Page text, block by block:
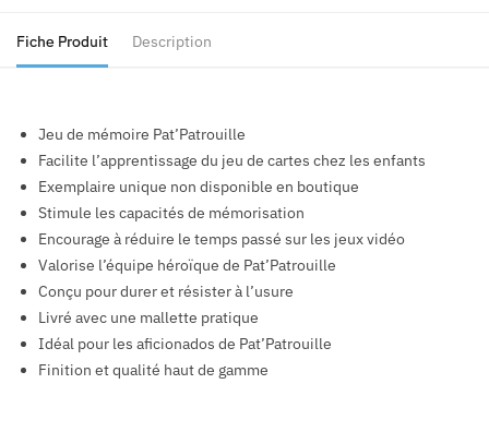
Fiche Produit Description
Jeu de mémoire Pat’Patrouille
Facilite l’apprentissage du jeu de cartes chez les enfants
Exemplaire unique non disponible en boutique
Stimule les capacités de mémorisation
Encourage à réduire le temps passé sur les jeux vidéo
Valorise l’équipe héroïque de Pat’Patrouille
Conçu pour durer et résister à l’usure
Livré avec une mallette pratique
Idéal pour les aficionados de Pat’Patrouille
Finition et qualité haut de gamme